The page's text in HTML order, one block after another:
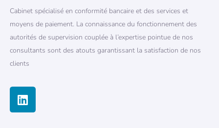
Cabinet spécialisé en conformité bancaire et des services et
moyens de paiement. La connaissance du fonctionnement des
autorités de supervision couplée à l’expertise pointue de nos
consultants sont des atouts garantissant la satisfaction de nos
clients